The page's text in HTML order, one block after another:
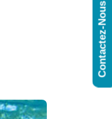
Contactez-Nous